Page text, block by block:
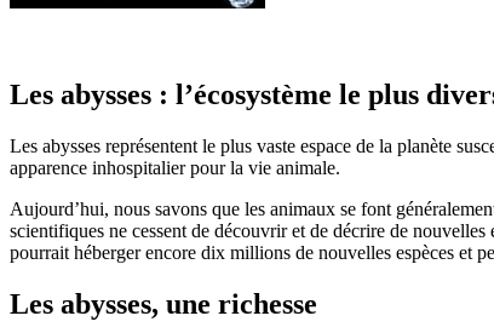
Les abysses : l’écosystème le plus
Les abysses représentent le plus vaste espace de la planète
apparence inhospitalier pour la vie animale.
Aujourd’hui, nous savons que les animaux se font
scientifiques ne cessent de découvrir et de décrire de
pourrait héberger encore dix millions de nouvelles espèces et
Les abysses, une richesse